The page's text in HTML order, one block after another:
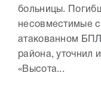
больницы.
несовместимые
атакованном
района, уточнил
«Высота...